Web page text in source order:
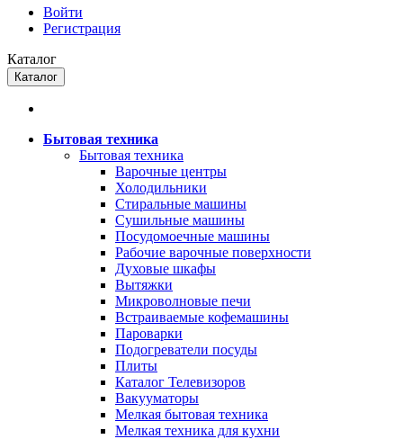
Войти
Регистрация
Каталог
Каталог
Бытовая техника
Бытовая техника
Варочные центры
Холодильники
Стиральные машины
Сушильные машины
Посудомоечные машины
Рабочие варочные поверхности
Духовые шкафы
Вытяжки
Микроволновые печи
Встраиваемые кофемашины
Пароварки
Подогреватели посуды
Плиты
Каталог Телевизоров
Вакууматоры
Мелкая бытовая техника
Мелкая техника для кухни